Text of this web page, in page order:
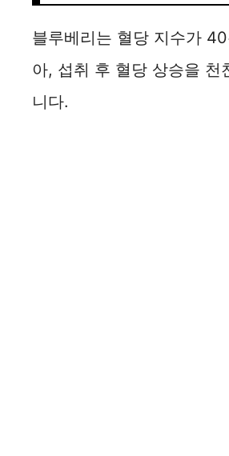
블루베리는 혈당 지수가
아, 섭취 후 혈당 상승을 천
니다.